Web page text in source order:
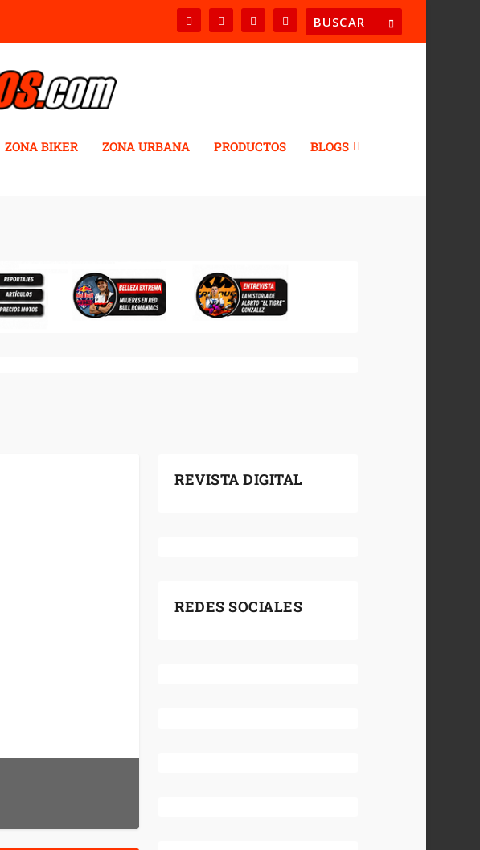
ZONA BIKER ZONA URBANA PRODUCTOS BLOGS
REVISTA DIGITAL
REDES SOCIALES